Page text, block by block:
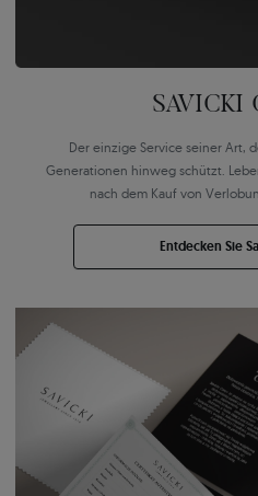
SAVICKI
Der einzige Service seiner Art,
Generationen hinweg schützt.
nach dem Kauf von
Entdecken Sie